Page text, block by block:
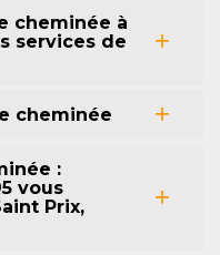
cheminée à
services de
cheminée
:
vous
Prix,